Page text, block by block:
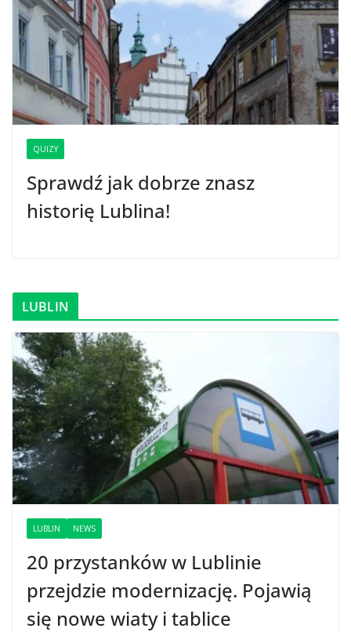
QUIZY
Sprawdź jak dobrze znasz
historię Lublina!
LUBLIN
LUBLIN NEWS
20 przystanków w Lublinie
przejdzie modernizację. Pojawią
się nowe wiaty i tablice